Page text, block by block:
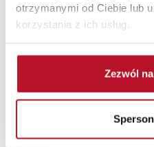
otrzymanymi od Ciebie lub
korzystania z ich usług.
Zezwól